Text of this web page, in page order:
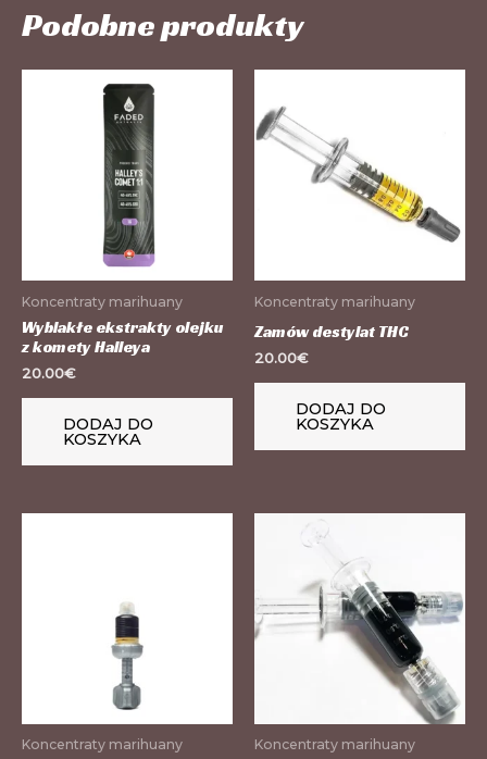
Podobne produkty
Koncentraty marihuany
Wyblakłe ekstrakty olejku
z komety Halleya
20.00€
DODAJ DO
KOSZYKA
Koncentraty marihuany
Zamów destylat THC
20.00€
DODAJ DO
KOSZYKA
Koncentraty marihuany Koncentraty marihuany